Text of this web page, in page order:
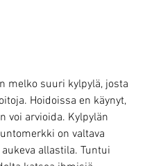
melko suuri kylpylä, josta
Hoidoissa en käynyt,
voi arvioida. Kylpylän
on valtava
allastila. Tuntui